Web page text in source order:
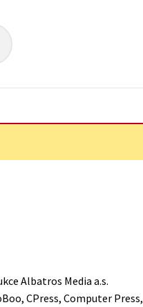
Albatros Media a.s.
CPress, Computer Press,